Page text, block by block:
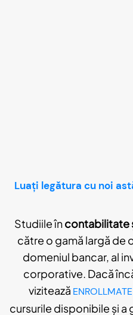
Luați legătura cu noi
Studiile încontabilitate
către o gamă largă de
domeniul bancar, al
corporative. Dacă
vizitează ENROLLMATE
cursurile disponibile și